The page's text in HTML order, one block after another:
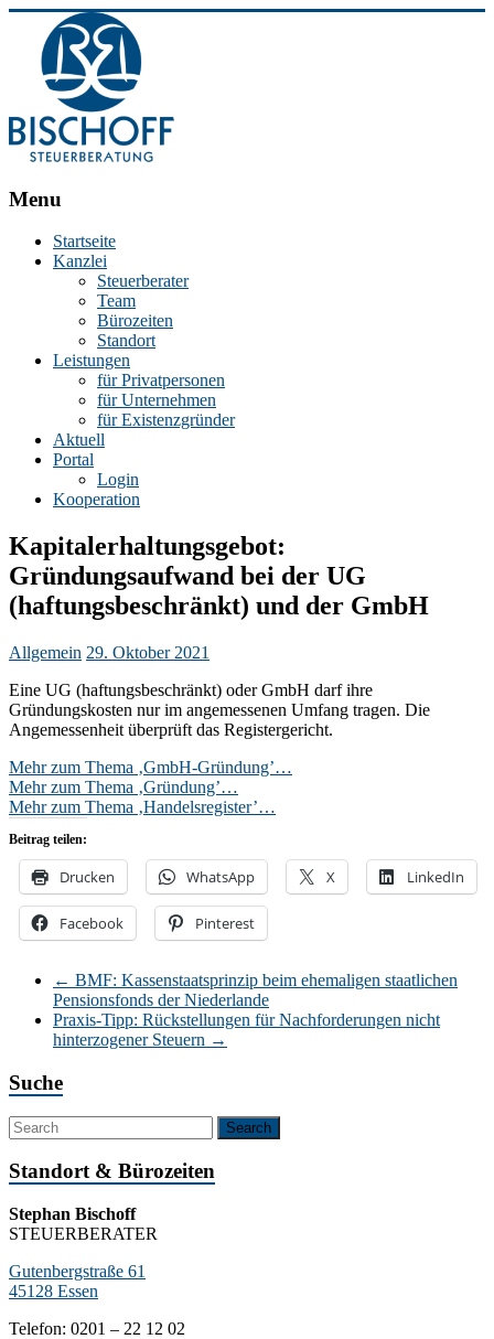
BISCHOFF
Stephan
Steuerberater
Essen
Menu
Startseite
Kanzlei
Steuerberater
Team
Bürozeiten
Standort
Leistungen
für Privatpersonen
für Unternehmen
für Existenzgründer
Aktuell
Portal
Login
Kooperation
Kapitalerhaltungsgebot:
Gründungsaufwand bei der UG
(haftungsbeschränkt) und der GmbH
Allgemein 29. Oktober 2021
Eine UG (haftungsbeschränkt) oder GmbH darf ihre
Gründungskosten nur im angemessenen Umfang tragen. Die
Angemessenheit überprüft das Registergericht.
Mehr zum Thema ‚GmbH-Gründung’…
Mehr zum Thema ‚Gründung’…
Mehr zum Thema ‚Handelsregister’…
Beitrag teilen:
Drucken WhatsApp X LinkedIn
Facebook Pinterest
← BMF: Kassenstaatsprinzip beim ehemaligen staatlichen
Pensionsfonds der Niederlande
Praxis-Tipp: Rückstellungen für Nachforderungen nicht
hinterzogener Steuern →
Suche
Standort & Bürozeiten
Stephan Bischoff
STEUERBERATER
Gutenbergstraße 61
45128 Essen
Telefon: 0201 – 22 12 02